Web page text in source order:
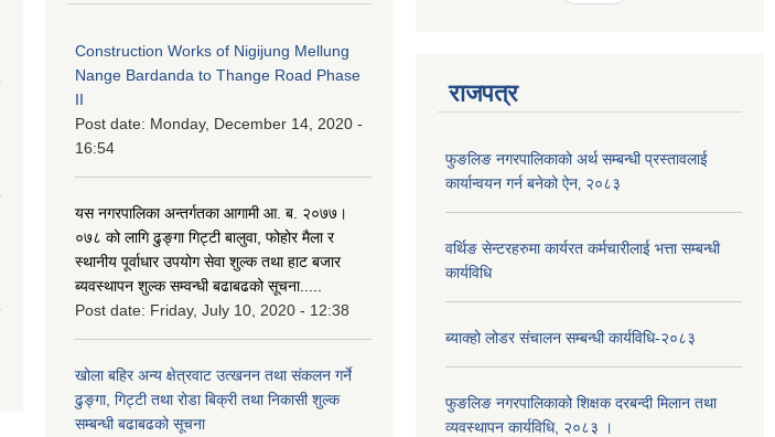
Construction Works of Nigijung Mellung
Nange Bardanda to Thange Road Phase
II
Post date: Monday, December 14, 2020 -
16:54
यस नगरपालिका अन्तर्गतका आगामी आ. ब. २०७७।
०७८ को लागि ढुङ्गा गिट्टी बालुवा, फोहोर मैला र
स्थानीय पूर्वाधार उपयोग सेवा शुल्क तथा हाट बजार
ब्यवस्थापन शुल्क सम्वन्धी बढाबढको सूचना.....
Post date: Friday, July 10, 2020 - 12:38
खोला बहिर अन्य क्षेत्रवाट उत्खनन तथा संकलन गर्ने
ढुङ्गा, गिट्टी तथा रोडा बिक्री तथा निकासी शुल्क
सम्बन्धी बढाबढको सूचना
राजपत्र
फुङलिङ नगरपालिकाको अर्थ सम्बन्धी प्रस्तावलाई
कार्यान्वयन गर्न बनेको ऐन‚ २०८३
वर्थिङ सेन्टरहरुमा कार्यरत कर्मचारीलाई भत्ता सम्बन्धी
कार्यविधि
ब्याक्हो लोडर संचालन सम्बन्धी कार्यविधि-२०८३
फुङलिङ नगरपालिकाको शिक्षक दरबन्दी मिलान तथा
व्यवस्थापन कार्यविधि, २०८३ ।